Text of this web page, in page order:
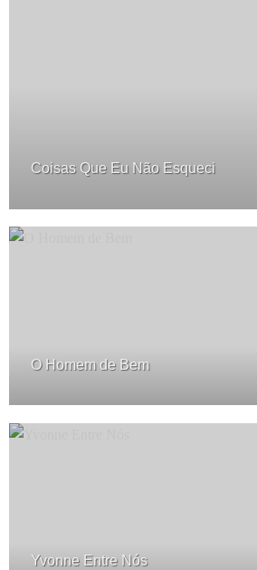
Coisas Que Eu Não Esqueci
O Homem de Bem
Yvonne Entre Nós